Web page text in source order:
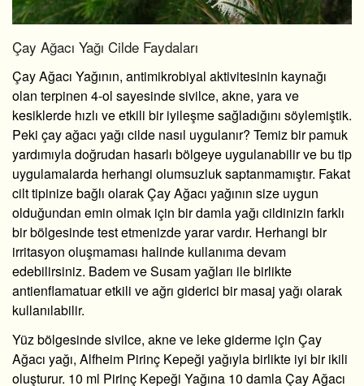
Çay Ağacı Yağı Cilde Faydaları
Çay Ağacı Yağının, antimikrobiyal aktivitesinin kaynağı
olan terpinen 4-ol sayesinde sivilce, akne, yara ve
kesiklerde hızlı ve etkili bir iyileşme sağladığını söylemiştik.
Peki çay ağacı yağı cilde nasıl uygulanır? Temiz bir pamuk
yardımıyla doğrudan hasarlı bölgeye uygulanabilir ve bu tip
uygulamalarda herhangi olumsuzluk saptanmamıştır. Fakat
cilt tipinize bağlı olarak Çay Ağacı yağının size uygun
olduğundan emin olmak için bir damla yağı cildinizin farklı
bir bölgesinde test etmenizde yarar vardır. Herhangi bir
irritasyon oluşmaması halinde kullanıma devam
edebilirsiniz. Badem ve Susam yağları ile birlikte
antienflamatuar etkili ve ağrı giderici bir masaj yağı olarak
kullanılabilir.
Yüz bölgesinde sivilce, akne ve leke giderme için Çay
Ağacı yağı, Alfheim Pirinç Kepeği yağıyla birlikte iyi bir ikili
oluşturur. 10 ml Pirinç Kepeği Yağına 10 damla Çay Ağacı